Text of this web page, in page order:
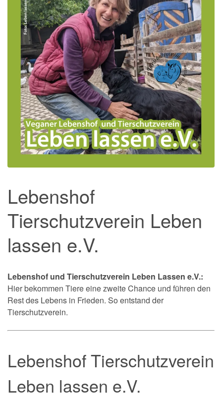
Lebenshof
Tierschutzverein Leben
lassen e.V.
Lebenshof und Tierschutzverein Leben Lassen e.V.:
Hier bekommen Tiere eine zweite Chance und führen den
Rest des Lebens in Frieden. So entstand der
Tierschutzverein.
Lebenshof Tierschutzverein
Leben lassen e.V.